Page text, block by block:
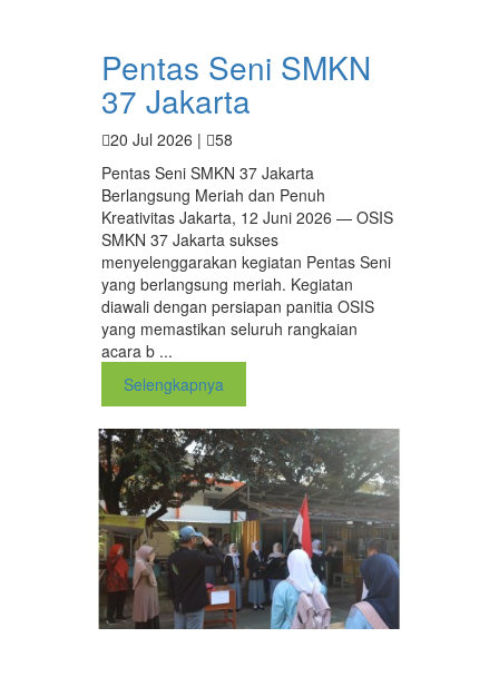
Pentas Seni SMKN
37 Jakarta
20 Jul 2026 |
58
Pentas Seni SMKN 37 Jakarta
Berlangsung Meriah dan Penuh
Kreativitas Jakarta, 12 Juni 2026 — OSIS
SMKN 37 Jakarta sukses
menyelenggarakan kegiatan Pentas Seni
yang berlangsung meriah. Kegiatan
diawali dengan persiapan panitia OSIS
yang memastikan seluruh rangkaian
acara b ...
Selengkapnya